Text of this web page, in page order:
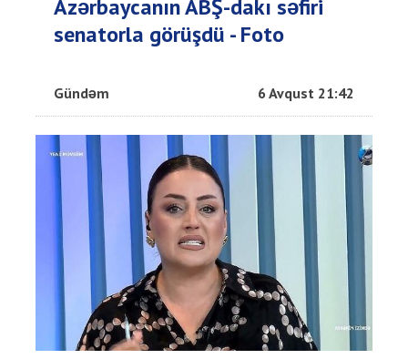
Azərbaycanın ABŞ-dakı səfiri
senatorla görüşdü - Foto
Gündəm 6 Avqust 21:42